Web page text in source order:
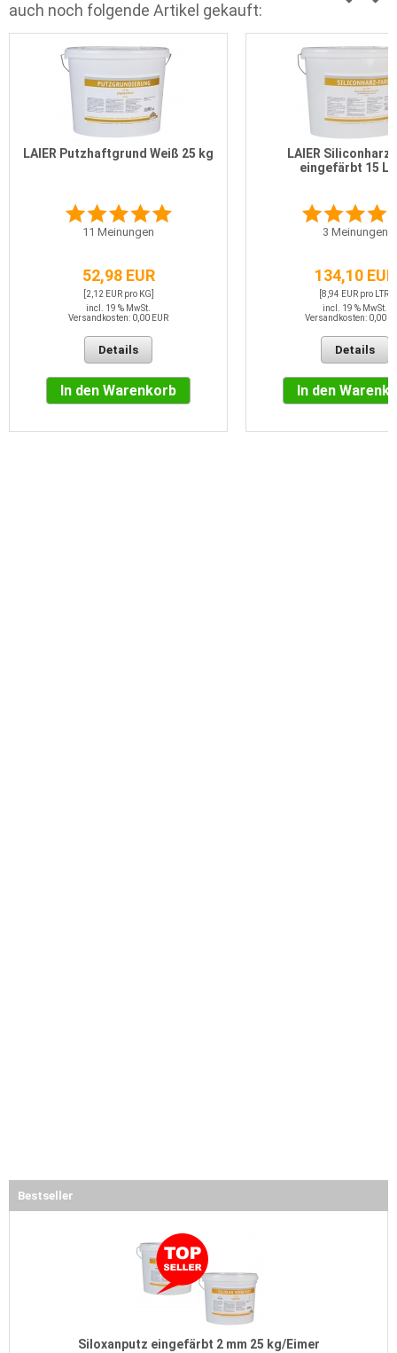
auch noch folgende Artikel gekauft:
LAIER Putzhaftgrund Weiß 25 kg
11 Meinungen
52,98 EUR
[2,12 EUR pro KG]
incl. 19 % MwSt.
Versandkosten: 0,00 EUR
Details
In den Warenkorb
LAIER
eingefärbt 15
3 Meinungen
134,10 EUR
[8,94 EUR pro LTR]
incl. 19 % MwSt.
Versandkosten: 0,00
Details
In den
Bestseller
Siloxanputz eingefärbt 2 mm 25 kg/Eimer